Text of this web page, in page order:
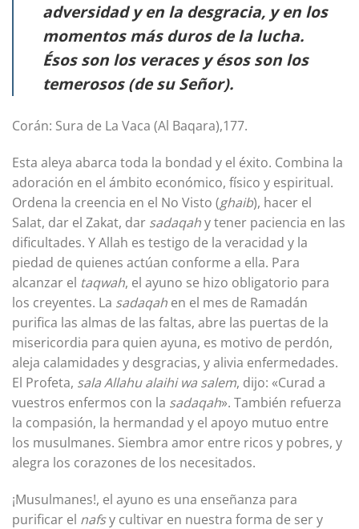
adversidad y en la desgracia, y en los
momentos más duros de la lucha.
Ésos son los veraces y ésos son los
temerosos (de su Señor).
Corán: Sura de La Vaca (Al Baqara),177.
Esta aleya abarca toda la bondad y el éxito. Combina la
adoración en el ámbito económico, físico y espiritual.
Ordena la creencia en el No Visto (ghaib), hacer el
Salat, dar el Zakat, dar sadaqahy tener paciencia en las
dificultades. Y Allah es testigo de la veracidad y la
piedad de quienes actúan conforme a ella. Para
alcanzar el taqwah, el ayuno se hizo obligatorio para
los creyentes. La sadaqah en el mes de Ramadán
purifica las almas de las faltas, abre las puertas de la
misericordia para quien ayuna, es motivo de perdón,
aleja calamidades y desgracias, y alivia enfermedades.
El Profeta, sala Allahu alaihi wa salem, dijo: «Curad a
vuestros enfermos con la sadaqah». También refuerza
la compasión, la hermandad y el apoyo mutuo entre
los musulmanes. Siembra amor entre ricos y pobres, y
alegra los corazones de los necesitados.
¡Musulmanes!, el ayuno es una enseñanza para
purificar el nafsy cultivar en nuestra forma de ser y